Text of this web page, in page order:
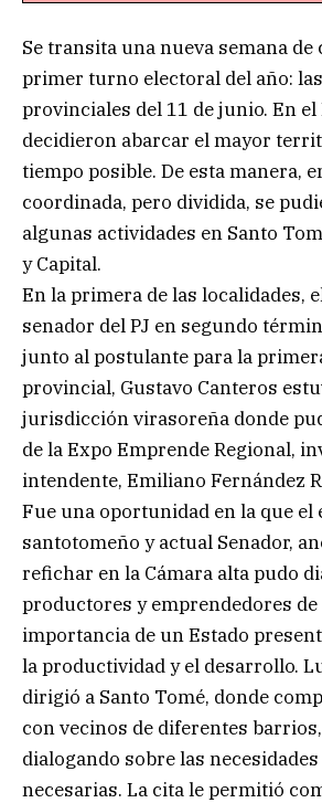
Se transita una nueva semana de
primer turno electoral del año:
provinciales del 11 de junio. En el
decidieron abarcar el mayor
tiempo posible. De esta manera,
coordinada, pero dividida, se
algunas actividades en Santo
y Capital.
En la primera de las localidades,
senador del PJ en segundo
junto al postulante para la
provincial, Gustavo Canteros
jurisdicción virasoreña donde
de la Expo Emprende Regional,
intendente, Emiliano Fernández
Fue una oportunidad en la que el
santotomeño y actual Senador,
refichar en la Cámara alta pudo
productores y emprendedores de
importancia de un Estado
la productividad y el desarrollo.
dirigió a Santo Tomé, donde
con vecinos de diferentes
dialogando sobre las
necesarias. La cita le permitió